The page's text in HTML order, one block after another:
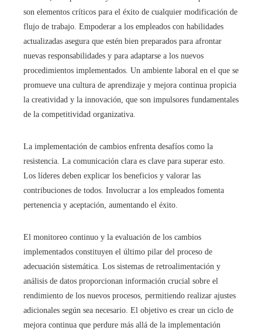
son elementos críticos para el éxito de cualquier modificación de
flujo de trabajo. Empoderar a los empleados con habilidades
actualizadas asegura que estén bien preparados para afrontar
nuevas responsabilidades y para adaptarse a los nuevos
procedimientos implementados. Un ambiente laboral en el que se
promueve una cultura de aprendizaje y mejora continua propicia
la creatividad y la innovación, que son impulsores fundamentales
de la competitividad organizativa.
La implementación de cambios enfrenta desafíos como la
resistencia. La comunicación clara es clave para superar esto.
Los líderes deben explicar los beneficios y valorar las
contribuciones de todos. Involucrar a los empleados fomenta
pertenencia y aceptación, aumentando el éxito.
El monitoreo continuo y la evaluación de los cambios
implementados constituyen el último pilar del proceso de
adecuación sistemática. Los sistemas de retroalimentación y
análisis de datos proporcionan información crucial sobre el
rendimiento de los nuevos procesos, permitiendo realizar ajustes
adicionales según sea necesario. El objetivo es crear un ciclo de
mejora continua que perdure más allá de la implementación